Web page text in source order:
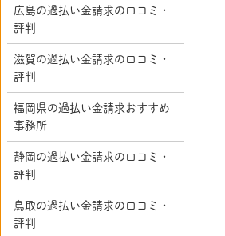
広島の過払い金請求の口コミ・
評判
滋賀の過払い金請求の口コミ・
評判
福岡県の過払い金請求おすすめ
事務所
静岡の過払い金請求の口コミ・
評判
鳥取の過払い金請求の口コミ・
評判